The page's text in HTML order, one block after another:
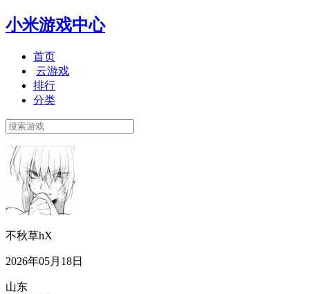
小米游戏中心
首页
云游戏
排行
分类
不秋草hX
2026年05月18日
山东